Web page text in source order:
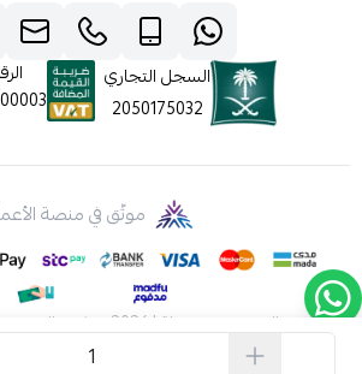
السجل التجاري
2050175032
موثّق في منصة
الحقوق محفوظة | 2026 شركه عالم